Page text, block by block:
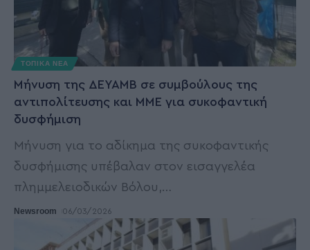
ΤΟΠΙΚΑ ΝΕΑ
Μήνυση της ΔΕΥΑΜΒ σε συμβούλους της
αντιπολίτευσης και ΜΜΕ για συκοφαντική
δυσφήμιση
Μήνυση για το αδίκημα της συκοφαντικής
δυσφήμισης υπέβαλαν στον εισαγγελέα
πλημμελειοδικών Βόλου,…
Newsroom 06/03/2026